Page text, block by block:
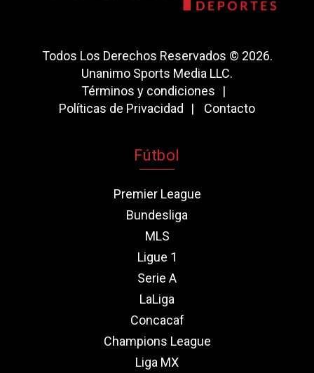
Todos Los Derechos Reservados © 2026.
Unanimo Sports Media LLC.
Términos y condiciones
Políticas de Privacidad
Contacto
Fútbol
Premier League
Bundesliga
MLS
Ligue 1
Serie A
LaLiga
Concacaf
Champions League
Liga MX